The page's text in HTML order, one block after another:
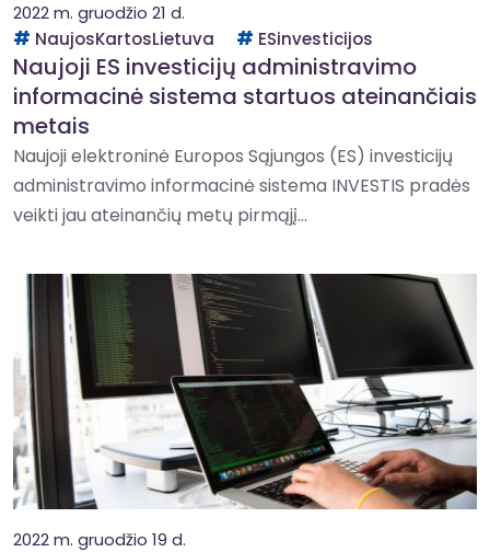
2022 m. gruodžio 21 d.
NaujosKartosLietuva
ESinvesticijos
Naujoji ES investicijų administravimo
informacinė sistema startuos ateinančiais
metais
Naujoji elektroninė Europos Sąjungos (ES) investicijų
administravimo informacinė sistema INVESTIS pradės
veikti jau ateinančių metų pirmąjį...
2022 m. gruodžio 19 d.